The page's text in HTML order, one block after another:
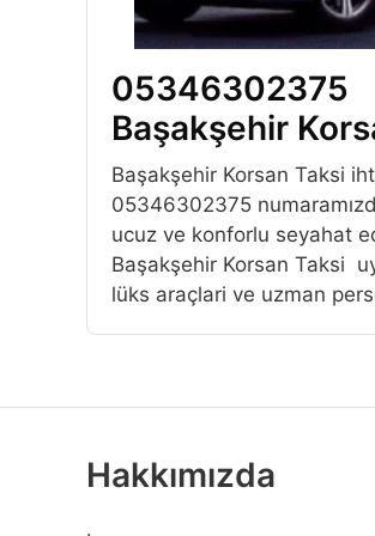
05346302375
Başakşehir
Başakşehir Korsan Taksi
05346302375
ucuz ve konforlu seyahat
Başakşehir Korsan Taksi
lüks araçlari ve uzman
Hakkımızda